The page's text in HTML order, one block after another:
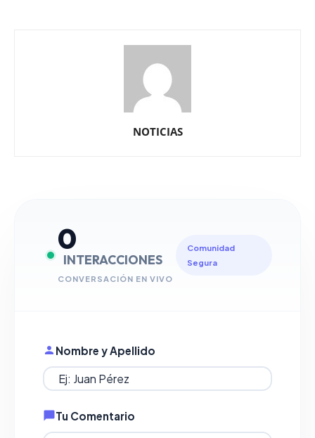
NOTICIAS
0
INTERACCIONES
CONVERSACIÓN EN VIVO
Comunidad
Segura
Nombre y Apellido
Tu Comentario